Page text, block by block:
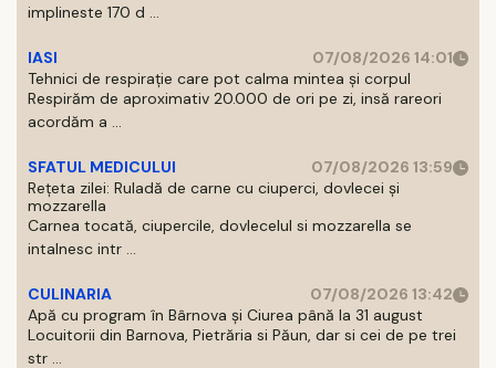
implineste 170 d ...
IASI
07/08/2026 14:01
Tehnici de respirație care pot calma mintea și corpul
Respirăm de aproximativ 20.000 de ori pe zi, insă rareori
acordăm a ...
SFATUL MEDICULUI
07/08/2026 13:59
Rețeta zilei: Ruladă de carne cu ciuperci, dovlecei și
mozzarella
Carnea tocată, ciupercile, dovlecelul si mozzarella se
intalnesc intr ...
CULINARIA
07/08/2026 13:42
Apă cu program în Bârnova și Ciurea până la 31 august
Locuitorii din Barnova, Pietrăria si Păun, dar si cei de pe trei
str ...